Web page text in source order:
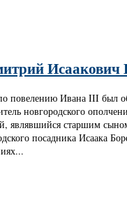
Исаакович
повелению Ивана III был
новгородского
являвшийся старшим
посадника Исаака